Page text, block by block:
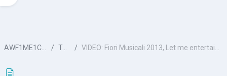
AWF1ME1CHU-ws13 Topic 3 VIDEO: Fiori Musicali 2013, Let me entertain you; You are a song to me